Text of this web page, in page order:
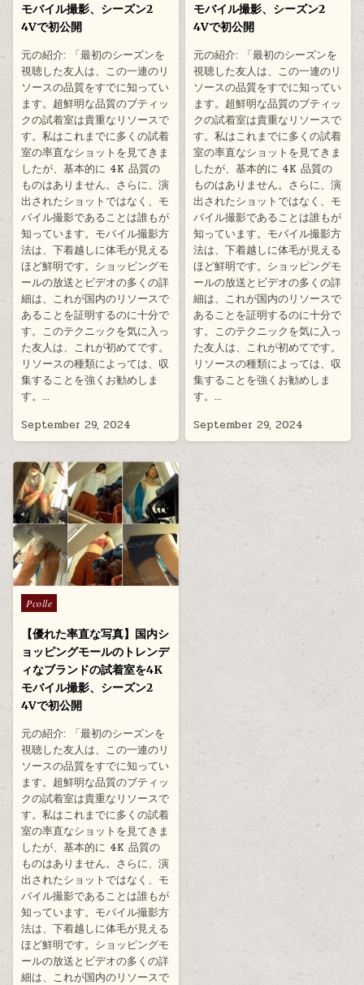
モバイル撮影、シーズン2
4Vで初公開
元の紹介: 「最初のシーズンを
視聴した友人は、この一連のリ
ソースの品質をすでに知ってい
ます。超鮮明な品質のブティッ
クの試着室は貴重なリソースで
す。私はこれまでに多くの試着
室の率直なショットを見てきま
したが、基本的に 4K 品質の
ものはありません。さらに、演
出されたショットではなく、モ
バイル撮影であることは誰もが
知っています。モバイル撮影方
法は、下着越しに体毛が見える
ほど鮮明です。ショッピングモ
ールの放送とビデオの多くの詳
細は、これが国内のリソースで
あることを証明するのに十分で
す。このテクニックを気に入っ
た友人は、これが初めてです。
リソースの種類によっては、収
集することを強くお勧めしま
す。…
September 29, 2024
モバイル撮影、シーズン2
4Vで初公開
元の紹介: 「最初のシーズンを
視聴した友人は、この一連のリ
ソースの品質をすでに知ってい
ます。超鮮明な品質のブティッ
クの試着室は貴重なリソースで
す。私はこれまでに多くの試着
室の率直なショットを見てきま
したが、基本的に 4K 品質の
ものはありません。さらに、演
出されたショットではなく、モ
バイル撮影であることは誰もが
知っています。モバイル撮影方
法は、下着越しに体毛が見える
ほど鮮明です。ショッピングモ
ールの放送とビデオの多くの詳
細は、これが国内のリソースで
あることを証明するのに十分で
す。このテクニックを気に入っ
た友人は、これが初めてです。
リソースの種類によっては、収
集することを強くお勧めしま
す。…
September 29, 2024
Posted
Pcolle
【優れた率直な写真】国内シ
ョッピングモールのトレンデ
ィなブランドの試着室を4K
モバイル撮影、シーズン2
4Vで初公開
元の紹介: 「最初のシーズンを
視聴した友人は、この一連のリ
ソースの品質をすでに知ってい
ます。超鮮明な品質のブティッ
クの試着室は貴重なリソースで
す。私はこれまでに多くの試着
室の率直なショットを見てきま
したが、基本的に 4K 品質の
ものはありません。さらに、演
出されたショットではなく、モ
バイル撮影であることは誰もが
知っています。モバイル撮影方
法は、下着越しに体毛が見える
ほど鮮明です。ショッピングモ
ールの放送とビデオの多くの詳
細は、これが国内のリソースで